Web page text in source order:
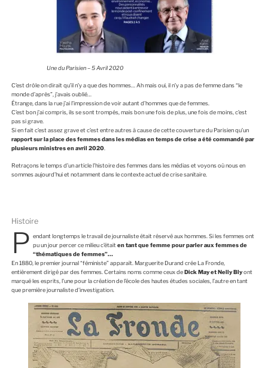
Une du Parisien – 5 Avril 2020
C’est drôle on dirait qu’il n’y a que des hommes… Ah mais oui, il n’y a pas de femme dans “le
monde d’après”, j’avais oublié…
Étrange, dans la rue j’ai l’impression de voir autant d’hommes que de femmes.
C’est bon j’ai compris, ils se sont trompés, mais bon une fois de plus, une fois de moins, c’est
pas si grave.
Si en fait c’est assez grave et c’est entre autres à cause de cette couverture du Parisien qu’un
rapport sur la place des femmes dans les médias en temps de crise a été commandé par
plusieurs ministres en avril 2020.
Retraçons le temps d’un article l’histoire des femmes dans les médias et voyons où nous en
sommes aujourd’hui et notamment dans le contexte actuel de crise sanitaire.
Histoire
P endant longtemps le travail de journaliste était réservé aux hommes. Si les femmes ont
pu un jour percer ce milieu c’étaiten tant que femme pour parler aux femmes de
“thématiques de femmes”…
En 1880, le premier journal “féministe” apparaît. Marguerite Durand crée La Fronde,
entièrement dirigé par des femmes. Certains noms comme ceux de Dick May et Nelly Blyont
marqué les esprits, l’une pour la création de l’école des hautes études sociales, l’autre en tant
que première journaliste d’investigation.